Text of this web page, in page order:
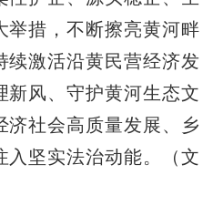
举措，不断擦亮黄河畔
续激活沿黄民营经济发
新风、守护黄河生态文
济社会高质量发展、乡
入坚实法治动能。（文